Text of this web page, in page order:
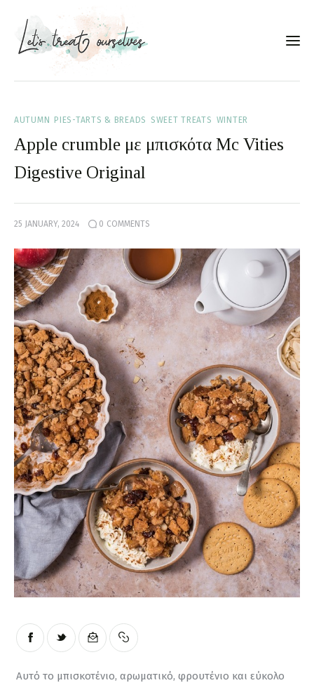
Portfolio
Services
Επικοινωνία
Συνεργασίες
Moments of Mine
FAQ
AUTUMN PIES-TARTS & BREADS SWEET TREATS WINTER
Apple crumble με μπισκότα Mc Vities
Digestive Original
25 JANUARY, 2024 0 COMMENTS
Αυτό το μπισκοτένιο, αρωματικό, φρουτένιο και εύκολο